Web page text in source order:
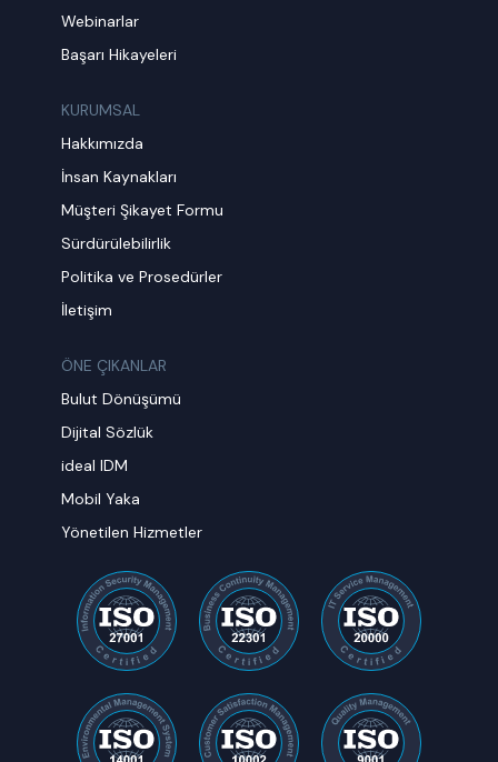
Webinarlar
Başarı Hikayeleri
KURUMSAL
Hakkımızda
İnsan Kaynakları
Müşteri Şikayet Formu
Sürdürülebilirlik
Politika ve Prosedürler
İletişim
ÖNE ÇIKANLAR
Bulut Dönüşümü
Dijital Sözlük
ideal IDM
Mobil Yaka
Yönetilen Hizmetler